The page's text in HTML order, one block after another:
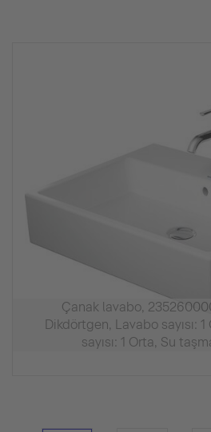
Çanak lavabo,
Dikdörtgen, Lavabo sayısı:
sayısı: 1 Orta, Su